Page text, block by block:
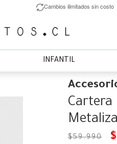
Cambios ilimitados sin costo
INFANTIL
Cartera
$59.990 $